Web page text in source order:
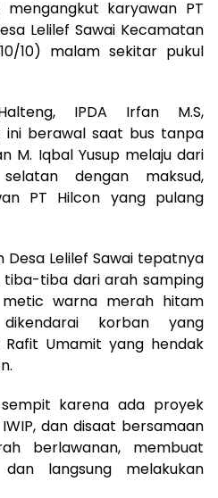
karyawan PT
Lelilef Sawai Kecamatan
10) malam sekitar pukul
IPDA Irfan M.S,
ini berawal saat bus tanpa
M. Iqbal Yusup melaju dari
dengan maksud,
PT Hilcon yang pulang
Desa Lelilef Sawai tepatnya
tiba-tiba dari arah samping
warna merah hitam
korban yang
Umamit yang hendak
karena ada proyek
dan disaat bersamaan
berlawanan, membuat
langsung melakukan